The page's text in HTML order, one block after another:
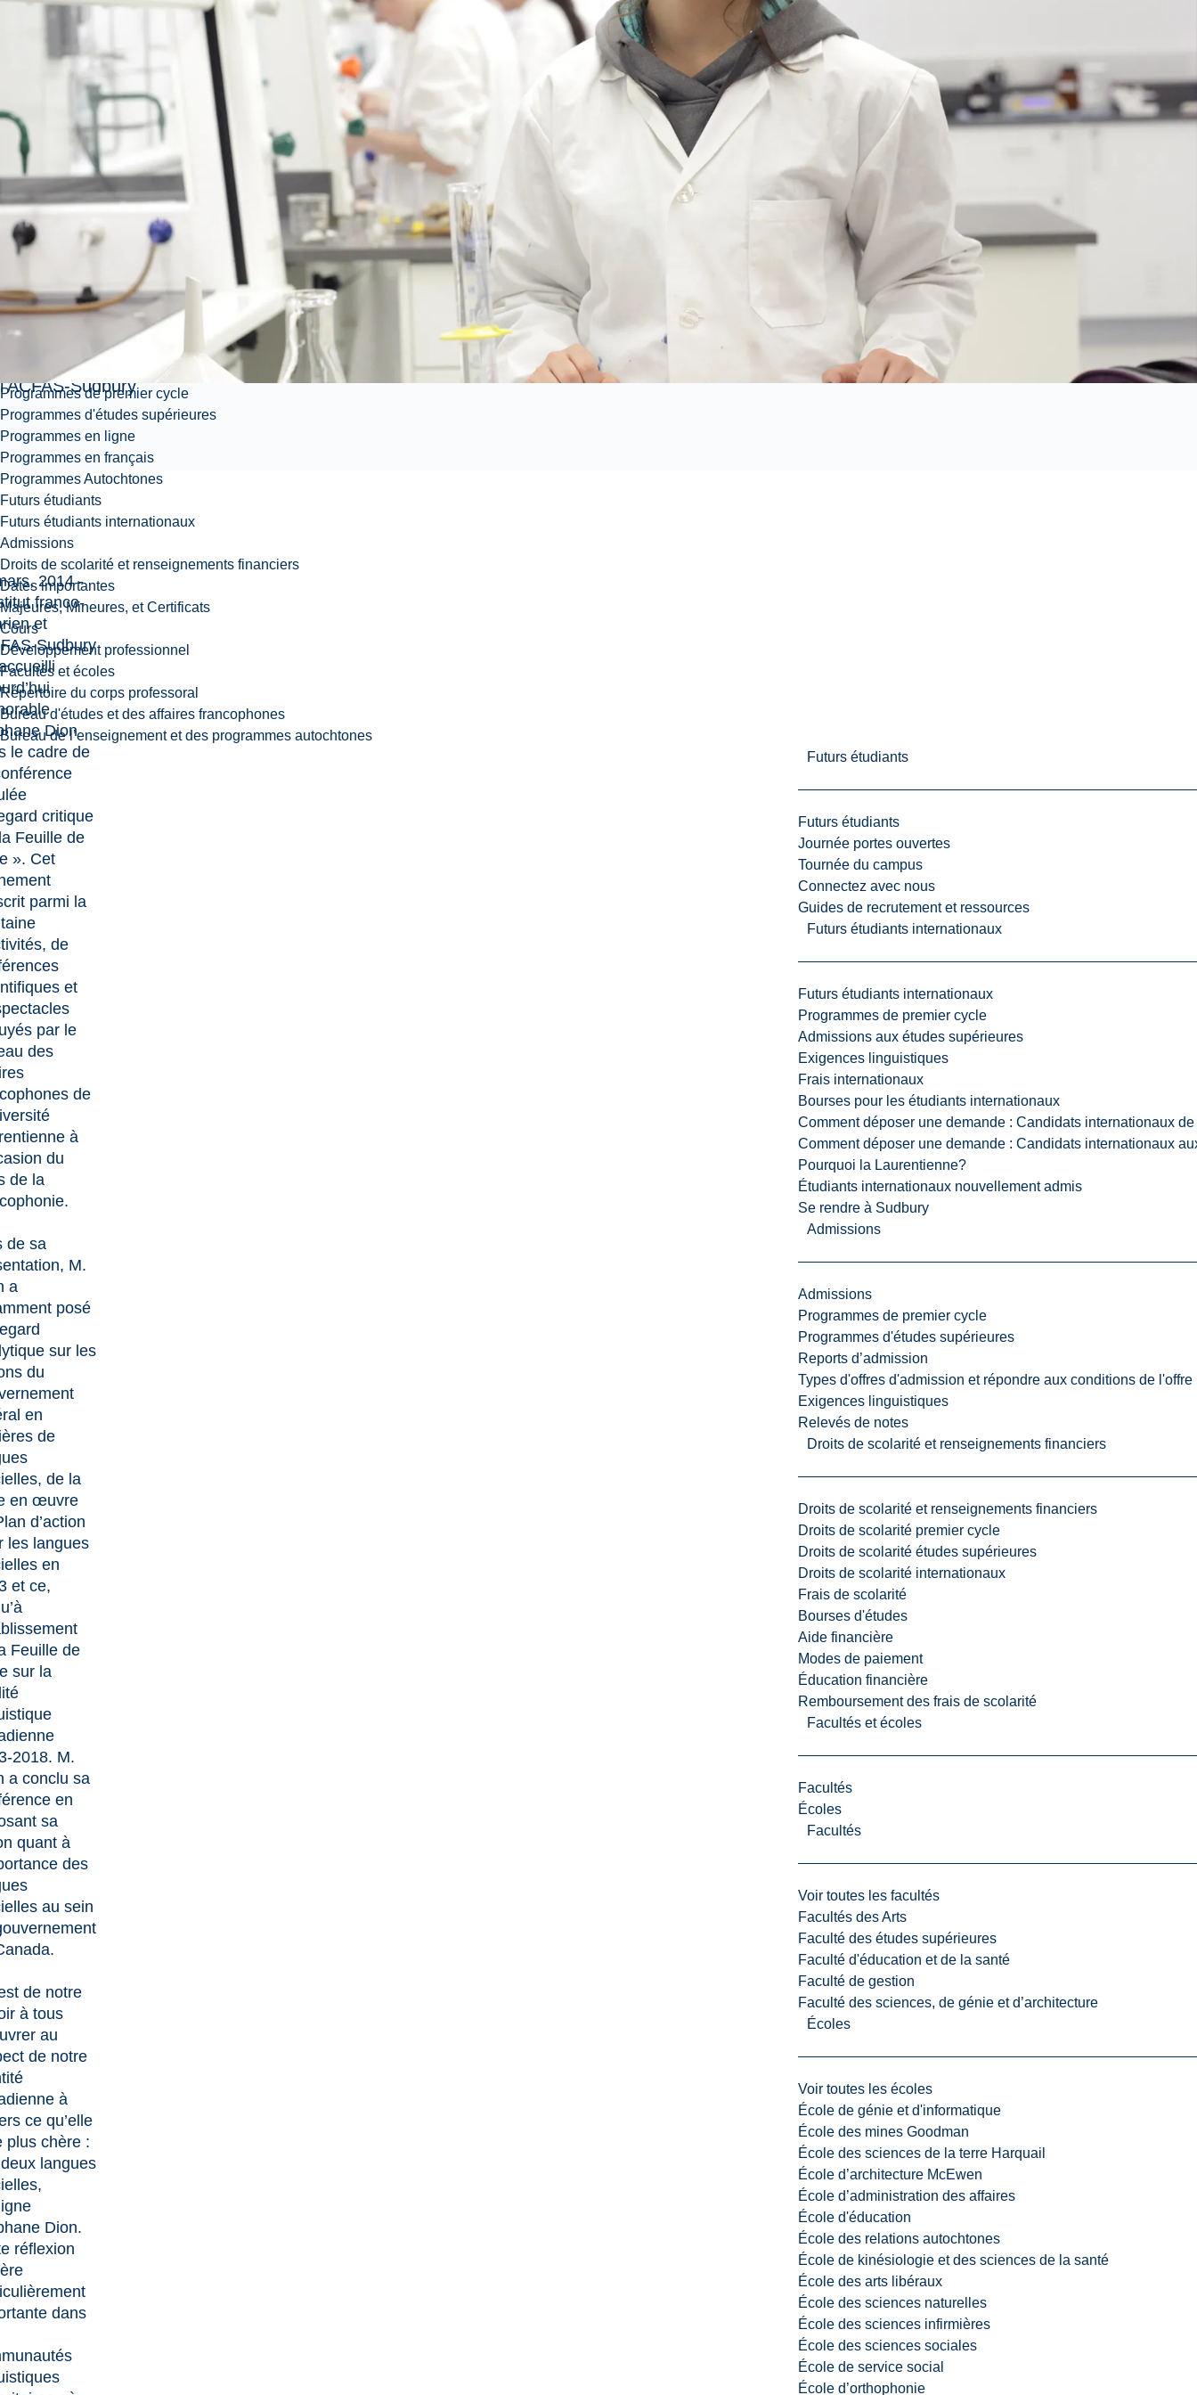
Programmes de premier cycle
Programmes d'études supérieures
Programmes en ligne
Programmes en français
Programmes Autochtones
Futurs étudiants
Futurs étudiants internationaux
Admissions
Droits de scolarité et renseignements financiers
Dates importantes
Majeures, Mineures, et Certificats
Cours
Développement professionnel
Facultés et écoles
Répertoire du corps professoral
Bureau d'études et des affaires francophones
Bureau de l’enseignement et des programmes autochtones
Futurs étudiants
Futurs étudiants
Journée portes ouvertes
Tournée du campus
Connectez avec nous
Guides de recrutement et ressources
Futurs étudiants internationaux
Futurs étudiants internationaux
Programmes de premier cycle
Admissions aux études supérieures
Exigences linguistiques
Frais internationaux
Bourses pour les étudiants internationaux
Comment déposer une demande : Candidats internationaux
Comment déposer une demande : Candidats internationaux
Pourquoi la Laurentienne?
Étudiants internationaux nouvellement admis
Se rendre à Sudbury
Admissions
Admissions
Programmes de premier cycle
Programmes d'études supérieures
Reports d’admission
Types d'offres d'admission et répondre aux conditions de l'offre
Exigences linguistiques
Relevés de notes
Droits de scolarité et renseignements financiers
Droits de scolarité et renseignements financiers
Droits de scolarité premier cycle
Droits de scolarité études supérieures
Droits de scolarité internationaux
Frais de scolarité
Bourses d'études
Aide financière
Modes de paiement
Éducation financière
Remboursement des frais de scolarité
Facultés et écoles
Facultés
Écoles
Facultés
Voir toutes les facultés
Facultés des Arts
Faculté des études supérieures
Faculté d'éducation et de la santé
Faculté de gestion
Faculté des sciences, de génie et d’architecture
Écoles
Voir toutes les écoles
École de génie et d'informatique
École des mines Goodman
École des sciences de la terre Harquail
École d’architecture McEwen
École d’administration des affaires
École d'éducation
École des relations autochtones
École de kinésiologie et des sciences de la santé
École des arts libéraux
École des sciences naturelles
École des sciences infirmières
École des sciences sociales
École de service social
École d’orthophonie
linguistique:
conférence
de
l'honorable
Stéphane
Dion
Accueillie par l'IFO et
l'ACFAS-Sudbury
2014 -
franco-
et
Sudbury
Dion
le cadre de
critique
Feuille de
». Cet
parmi la
de
et
par le
des
de
à
du
de la
de sa
M.
a
posé
sur les
du
en
de
de la
en œuvre
d’action
les langues
en
et ce,
Feuille de
sur la
2018. M.
a conclu sa
en
sa
quant à
des
au sein
de notre
à tous
au
de notre
à
ce qu’elle
plus chère :
langues
Dion.
réflexion
dans